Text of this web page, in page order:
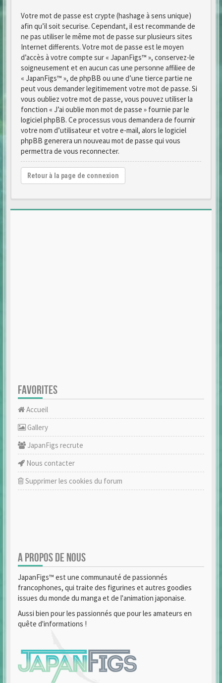
Votre mot de passe est crypte (hashage à sens unique)
afin qu’il soit securise. Cependant, il est recommande de
ne pas utiliser le même mot de passe sur plusieurs sites
Internet differents. Votre mot de passe est le moyen
d’accès à votre compte sur « JapanFigs™ », conservez-le
soigneusement et en aucun cas une personne affiliee de
« JapanFigs™ », de phpBB ou une d’une tierce partie ne
peut vous demander legitimement votre mot de passe. Si
vous oubliez votre mot de passe, vous pouvez utiliser la
fonction « J’ai oublie mon mot de passe » fournie par le
logiciel phpBB. Ce processus vous demandera de fournir
votre nom d’utilisateur et votre e-mail, alors le logiciel
phpBB generera un nouveau mot de passe qui vous
permettra de vous reconnecter.
Retour à la page de connexion
FAVORITES
Accueil
Gallery
JapanFigs recrute
Nous contacter
Supprimer les cookies du forum
A PROPOS DE NOUS
JapanFigs™ est une communauté de passionnés
francophones, qui traite des figurines et autres goodies
issues du monde du manga et de l'animation japonaise.
Aussi bien pour les passionnés que pour les amateurs en
quête d'informations !